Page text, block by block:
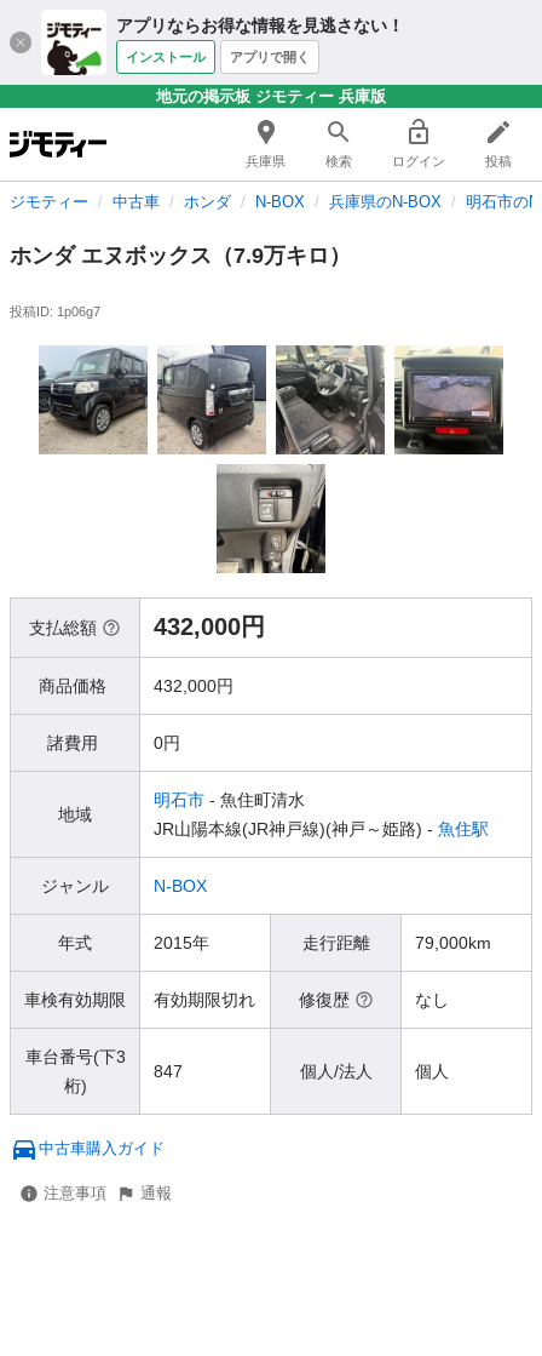
アプリならお得な情報を見逃さない！
インストール アプリで開く
地元の掲示板 ジモティー 兵庫版
兵庫県 検索 ログイン 投稿
ジモティー 中古車 ホンダ N-BOX 兵庫県のN-BOX 明石市の
ホンダ エヌボックス（7.9万キロ）
投稿ID: 1p06g7
支払総額 432,000円
商品価格 432,000円
諸費用 0円
地域
明石市 - 魚住町清水
JR山陽本線(JR神戸線)(神戸～姫路) - 魚住駅
ジャンル N-BOX
年式 2015年 走行距離 79,000km
車検有効期限 有効期限切れ 修復歴 なし
車台番号(下3
桁)
847 個人/法人 個人
中古車購入ガイド
注意事項 通報